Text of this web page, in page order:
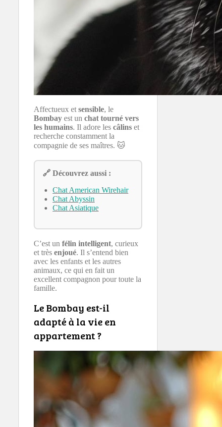
Affectueux et sensible, le
Bombay est un chat tourné vers
les humains. Il adore les câlins et
recherche constamment la
compagnie de ses maîtres. 🐱
🔗 Découvrez aussi :
Chat American Wirehair
Chat Abyssin
Chat Asiatique
C’est un félin intelligent, curieux
et très enjoué. Il s’entend bien
avec les enfants et les autres
animaux, ce qui en fait un
excellent compagnon pour toute la
famille.
Le Bombay est-il
adapté à la vie en
appartement ?